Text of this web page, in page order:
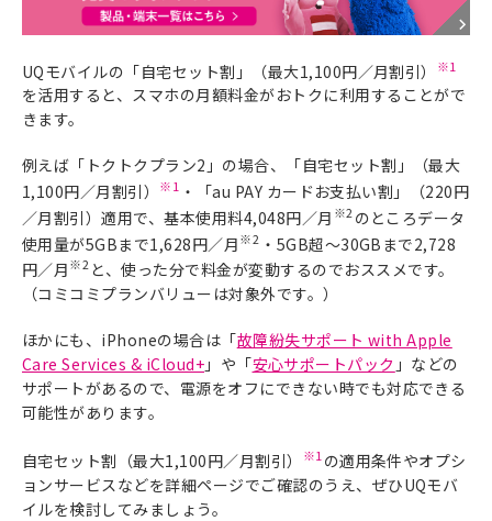
UQモバイルの「自宅セット割」（最大1,100円／月割引） ※1
を活用すると、スマホの月額料金がおトクに利用することがで
きます。
例えば「トクトクプラン2」の場合、「自宅セット割」（最大
1,100円／月割引）
※1 ・「au PAY カードお支払い割」（220円
／月割引）適用で、基本使用料4,048円／月 ※2 のところデータ
使用量が5GBまで1,628円／月※2 ・5GB超～30GBまで2,728
円／月※2と、使った分で料金が変動するのでおススメです。
（コミコミプランバリューは対象外です。）
ほかにも、iPhoneの場合は「故障紛失サポート with Apple
Care Services & iCloud+ 」や「安心サポートパック 」などの
サポートがあるので、電源をオフにできない時でも対応できる
可能性があります。
自宅セット割（最大1,100円／月割引） ※1 の適用条件やオプシ
ョンサービスなどを詳細ページでご確認のうえ、ぜひUQモバ
イルを検討してみましょう。